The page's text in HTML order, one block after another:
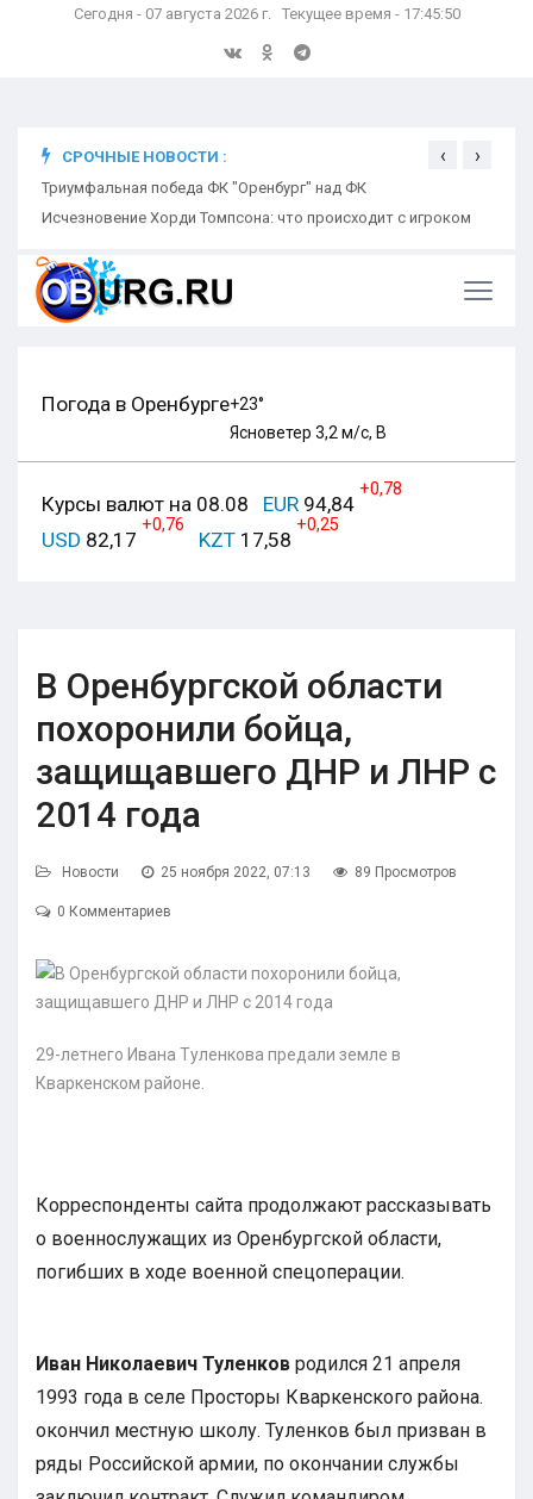
Сегодня - 07 августа 2026 г. Текущее время - 17:45:51
СРОЧНЫЕ НОВОСТИ :
Триумфальная победа ФК "Оренбург" над ФК
‹ ›
Погода в Оренбурге+23°
Ясноветер 3,2 м/с, В
Курсы валют на 08.08 EUR 94,84
+0,78
USD 82,17
+0,76
KZT 17,58
+0,25
В Оренбургской области
похоронили бойца,
защищавшего ДНР и ЛНР с
2014 года
Новости 25 ноября 2022, 07:13 89 Просмотров
0 Комментариев
29-летнего Ивана Туленкова предали земле в
Кваркенском районе.
Корреспонденты сайта продолжают рассказывать
о военнослужащих из Оренбургской области,
погибших в ходе военной спецоперации.
Иван Николаевич Туленков родился 21 апреля
1993 года в селе Просторы Кваркенского района.
окончил местную школу. Туленков был призван в
ряды Российской армии, по окончании службы